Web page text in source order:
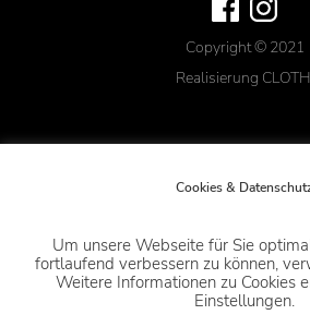
Copyright © 2021
Realisierung
Cookies &
Um unsere Webseite für Sie
fortlaufend verbessern zu können,
Weitere Informationen zu Cookies
Einstellungen.